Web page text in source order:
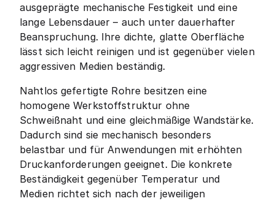
ausgeprägte mechanische Festigkeit und eine
lange Lebensdauer – auch unter dauerhafter
Beanspruchung. Ihre dichte, glatte Oberfläche
lässt sich leicht reinigen und ist gegenüber vielen
aggressiven Medien beständig.
Nahtlos gefertigte Rohre besitzen eine
homogene Werkstoffstruktur ohne
Schweißnaht und eine gleichmäßige Wandstärke.
Dadurch sind sie mechanisch besonders
belastbar und für Anwendungen mit erhöhten
Druckanforderungen geeignet. Die konkrete
Beständigkeit gegenüber Temperatur und
Medien richtet sich nach der jeweiligen